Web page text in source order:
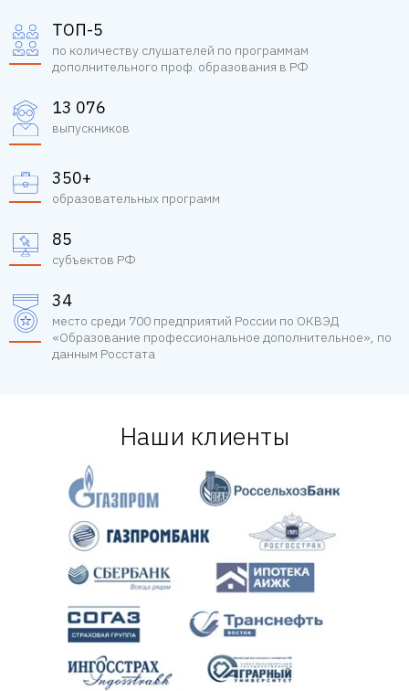
ТОП-5
по количеству слушателей по программам
дополнительного проф. образования в РФ
13 076
выпускников
350+
образовательных программ
85
субъектов РФ
34
место среди 700 предприятий России по ОКВЭД
«Образование профессиональное дополнительное», по
данным Росстата
Наши клиенты